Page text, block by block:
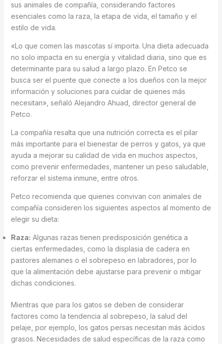
sus animales de compañía, considerando factores
esenciales como la raza, la etapa de vida, el tamaño y el
estilo de vida.
«Lo que comen las mascotas sí importa. Una dieta adecuada
no solo impacta en su energía y vitalidad diaria, sino que es
determinante para su salud a largo plazo. En Petco se
busca ser el puente que conecte a los dueños con la mejor
información y soluciones para cuidar de quienes más
necesitan», señaló Alejandro Ahuad, director general de
Petco.
La compañía resalta que una nutrición correcta es el pilar
más importante para el bienestar de perros y gatos, ya que
ayuda a mejorar su calidad de vida en muchos aspectos,
como prevenir enfermedades, mantener un peso saludable,
reforzar el sistema inmune, entre otros.
Petco recomienda que quienes convivan con animales de
compañía consideren los siguientes aspectos al momento de
elegir su dieta:
Raza: Algunas razas tienen predisposición genética a
ciertas enfermedades, como la displasia de cadera en
pastores alemanes o el sobrepeso en labradores, por lo
que la alimentación debe ajustarse para prevenir o mitigar
dichas condiciones.
Mientras que para los gatos se deben de considerar
factores como la tendencia al sobrepeso, la salud del
pelaje, por ejemplo, los gatos persas necesitan más ácidos
grasos. Necesidades de salud específicas de la raza como